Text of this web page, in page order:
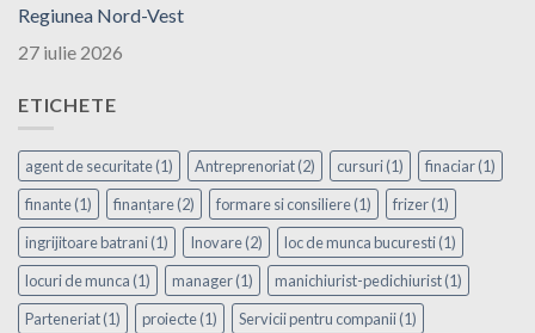
Regiunea Nord-Vest
27 iulie 2026
ETICHETE
agent de securitate(1) Antreprenoriat(2) cursuri(1) finaciar(1)
finante(1) finanțare(2) formare si consiliere(1) frizer(1)
ingrijitoare batrani(1) Inovare(2) loc de munca bucuresti(1)
locuri de munca (1) manager(1) manichiurist-pedichiurist(1)
Parteneriat(1) proiecte(1) Servicii pentru companii(1)